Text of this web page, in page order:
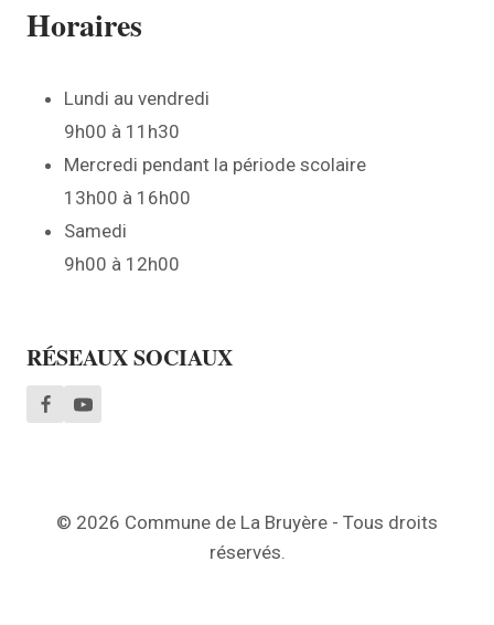
Horaires
Lundi au vendredi
9h00 à 11h30
Mercredi pendant la période scolaire
13h00 à 16h00
Samedi
9h00 à 12h00
RÉSEAUX SOCIAUX
© 2026 Commune de La Bruyère - Tous droits
réservés.